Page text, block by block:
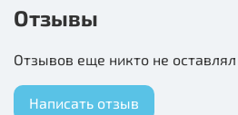
Красный камень нормализует
птицам для выведения из
Отзывы
Отзывов еще никто не оставлял
Написать отзыв